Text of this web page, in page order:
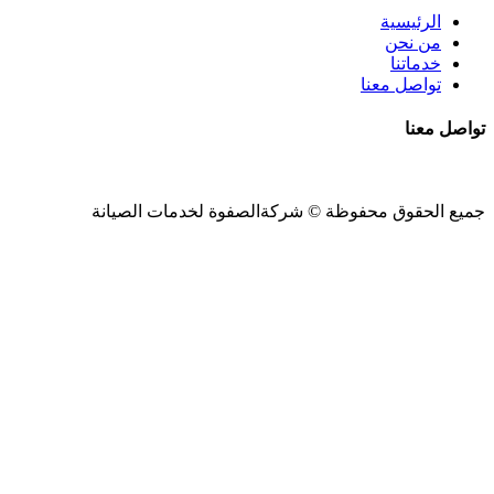
الرئيسية
من نحن
خدماتنا
تواصل معنا
تواصل معنا
جميع الحقوق محفوظة © شركةالصفوة لخدمات الصيانة